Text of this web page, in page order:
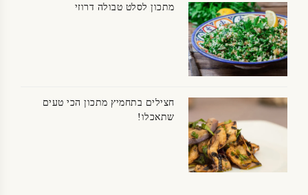
מתכון לסלט טבולה דרוזי
חצילים בתחמיץ מתכון הכי טעים
שתאכלו!